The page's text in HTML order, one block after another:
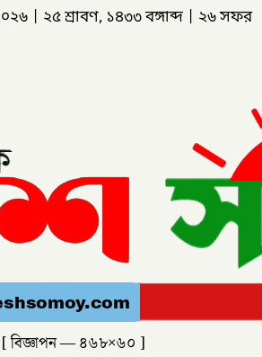
২৫ শ্রাবণ, ১৪৩৩ বঙ্গাব্দ
২৬ সফর
[ বিজ্ঞাপন — ৪৬৮×৬০ ]